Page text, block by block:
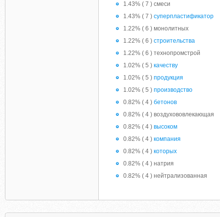
1.43% ( 7 ) смеси
1.43% ( 7 ) суперпластификатор
1.22% ( 6 ) монолитных
1.22% ( 6 ) строительства
1.22% ( 6 ) технопромстрой
1.02% ( 5 ) качеству
1.02% ( 5 ) продукция
1.02% ( 5 ) производство
0.82% ( 4 ) бетонов
0.82% ( 4 ) воздухововлекающая
0.82% ( 4 ) высоком
0.82% ( 4 ) компания
0.82% ( 4 ) которых
0.82% ( 4 ) натрия
0.82% ( 4 ) нейтрализованная